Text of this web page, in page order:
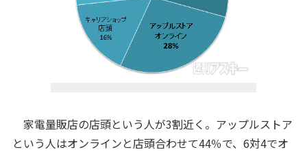
家電量販店の店頭という人が3割近く。アップルストア
という人はオンラインと店頭合わせて44％で、6対4でオ